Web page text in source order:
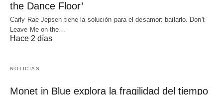
the Dance Floor’
Carly Rae Jepsen tiene la solución para el desamor: bailarlo. Don't
Leave Me on the…
Hace 2 días
NOTICIAS
Monet in Blue explora la fragilidad del tiempo